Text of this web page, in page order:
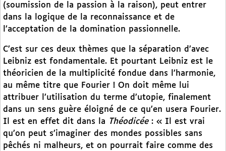
(soumission de la passion à la raison), peut entrer
dans la logique de la reconnaissance et de
l’acceptation de la domination passionnelle.
C’est sur ces deux thèmes que la séparation d’avec
Leibniz est fondamentale. Et pourtant Leibniz est le
théoricien de la multiplicité fondue dans l’harmonie,
au même titre que Fourier ! On doit même lui
attribuer l’utilisation du terme d’utopie, finalement
dans un sens guère éloigné de ce qu’en usera Fourier.
Il est en effet dit dans la Théodicée: « Il est vrai
qu’on peut s’imaginer des mondes possibles sans
pêchés ni malheurs, et on pourrait faire comme des